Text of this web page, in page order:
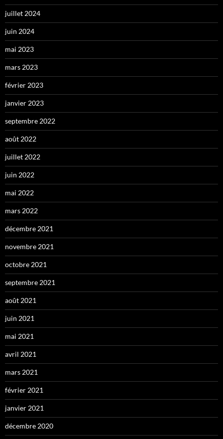
juillet 2024
juin 2024
mai 2023
mars 2023
février 2023
janvier 2023
septembre 2022
août 2022
juillet 2022
juin 2022
mai 2022
mars 2022
décembre 2021
novembre 2021
octobre 2021
septembre 2021
août 2021
juin 2021
mai 2021
avril 2021
mars 2021
février 2021
janvier 2021
décembre 2020